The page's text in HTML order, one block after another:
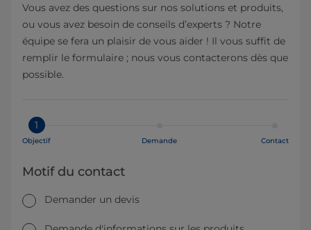
Vous avez des questions sur nos solutions et produits,
ou vous avez besoin de conseils d’experts ? Notre
équipe se fera un plaisir de vous aider ! Il vous suffit de
remplir le formulaire ; nous vous contacterons dès que
possible.
1
Objectif Demande Contact
Motif du contact
Demander un devis